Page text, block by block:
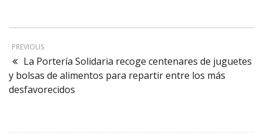
PREVIOUS
La Portería Solidaria recoge centenares de juguetes
y bolsas de alimentos para repartir entre los más
desfavorecidos